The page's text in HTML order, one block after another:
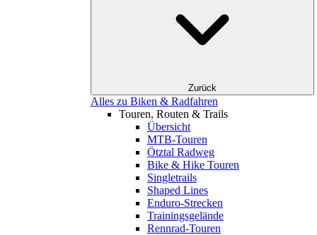
Zurück
Alles zu Biken & Radfahren
Touren, Routen & Trails
Übersicht
MTB-Touren
Ötztal Radweg
Bike & Hike Touren
Singletrails
Shaped Lines
Enduro-Strecken
Trainingsgelände
Rennrad-Touren